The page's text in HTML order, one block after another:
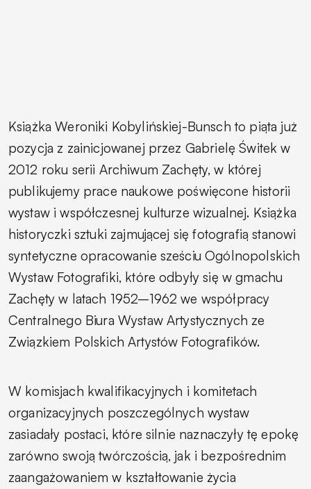
Książka Weroniki Kobylińskiej-Bunsch to piąta już
pozycja z zainicjowanej przez Gabrielę Świtek w
2012 roku serii Archiwum Zachęty, w której
publikujemy prace naukowe poświęcone historii
wystaw i współczesnej kulturze wizualnej. Książka
historyczki sztuki zajmującej się fotografią stanowi
syntetyczne opracowanie sześciu Ogólnopolskich
Wystaw Fotografiki, które odbyły się w gmachu
Zachęty w latach 1952–1962 we współpracy
Centralnego Biura Wystaw Artystycznych ze
Związkiem Polskich Artystów Fotografików.
W komisjach kwalifikacyjnych i komitetach
organizacyjnych poszczególnych wystaw
zasiadały postaci, które silnie naznaczyły tę epokę
zarówno swoją twórczością, jak i bezpośrednim
zaangażowaniem w kształtowanie życia